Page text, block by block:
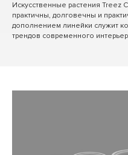
Искусственные растения Treez
практичны, долговечны и
дополнением линейки служит
трендов современного